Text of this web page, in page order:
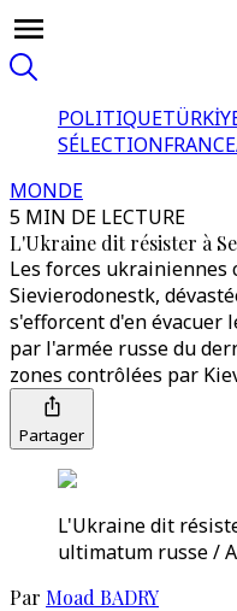
POLITIQUE
SÉLECTIONFRANCE
MONDE
5 MIN DE LECTURE
L'Ukraine dit résister à
Les forces
Sievierodonestk,
s'efforcent d'en évacuer
par l'armée russe du
zones contrôlées par
Partager
L'Ukraine dit
ultimatum russe /
Par Moad BADRY